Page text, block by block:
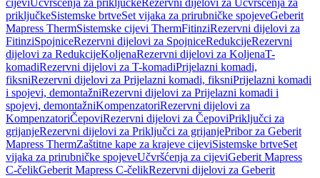
cijeviUčvršćenja za priključkeRezervni dijelovi za Učvršćenja za
priključkeSistemske brtveSet vijaka za prirubničke spojeveGeberit
Mapress ThermSistemske cijevi ThermFitinziRezervni dijelovi za
FitinziSpojniceRezervni dijelovi za SpojniceRedukcijeRezervni
dijelovi za RedukcijeKoljenaRezervni dijelovi za KoljenaT-
komadiRezervni dijelovi za T-komadiPrijelazni komadi,
fiksniRezervni dijelovi za Prijelazni komadi, fiksniPrijelazni komadi
i spojevi, demontažniRezervni dijelovi za Prijelazni komadi i
spojevi, demontažniKompenzatoriRezervni dijelovi za
KompenzatoriČepoviRezervni dijelovi za ČepoviPriključci za
grijanjeRezervni dijelovi za Priključci za grijanjePribor za Geberit
Mapress ThermZaštitne kape za krajeve cijeviSistemske brtveSet
vijaka za prirubničke spojeveUčvršćenja za cijeviGeberit Mapress
C-čelikGeberit Mapress C-čelikRezervni dijelovi za Geberit